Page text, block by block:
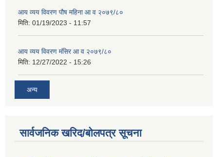
आय व्यय विवरण पौष महिना आ व २०७९/८०
मिति: 01/19/2023 - 11:57
आय व्यय विवरण मंसिर आ व २०७९/८०
मिति: 12/27/2022 - 15:26
अन्य
सार्वजनिक खरिद/बोलपत्र सूचना